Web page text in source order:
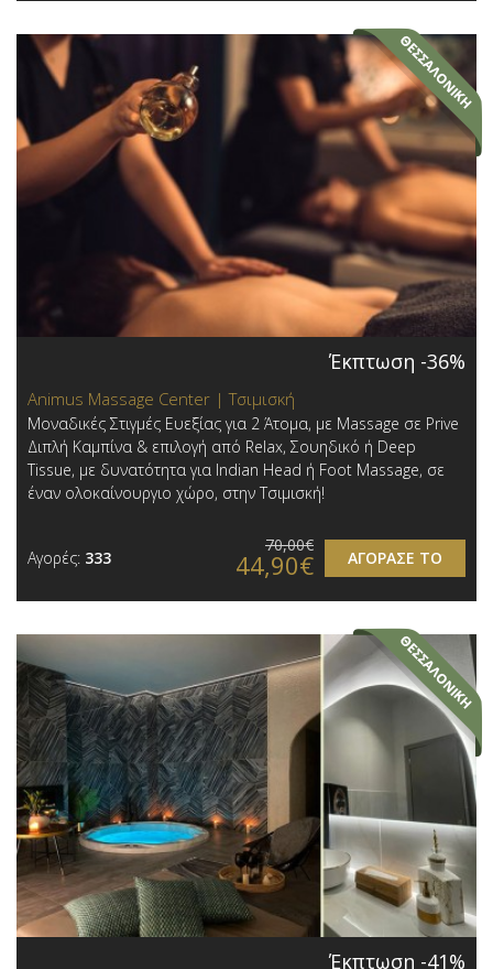
Έκπτωση -36%
Animus Massage Center | Τσιμισκή
Μοναδικές Στιγμές Ευεξίας για 2 Άτομα, με Massage σε Prive
Διπλή Καμπίνα & επιλογή από Relax, Σουηδικό ή Deep
Tissue, με δυνατότητα για Indian Head ή Foot Massage, σε
έναν ολοκαίνουργιο χώρο, στην Τσιμισκή!
Αγορές: 333 ΑΓΟΡΑΣΕ ΤΟ
70,00€
44,90€
Έκπτωση -41%